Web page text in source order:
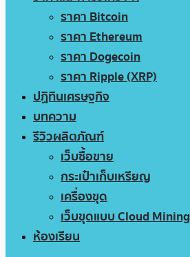
ราคา Bitcoin
ราคา Ethereum
ราคา Dogecoin
ราคา Ripple (XRP)
ปฏิทินเศรษฐกิจ
บทความ
รีวิวผลิตภัณฑ์
เว็บซื้อขาย
กระเป๋าเก็บเหรียญ
เครื่องขุด
เว็บขุดแบบ Cloud Mining
ห้องเรียน